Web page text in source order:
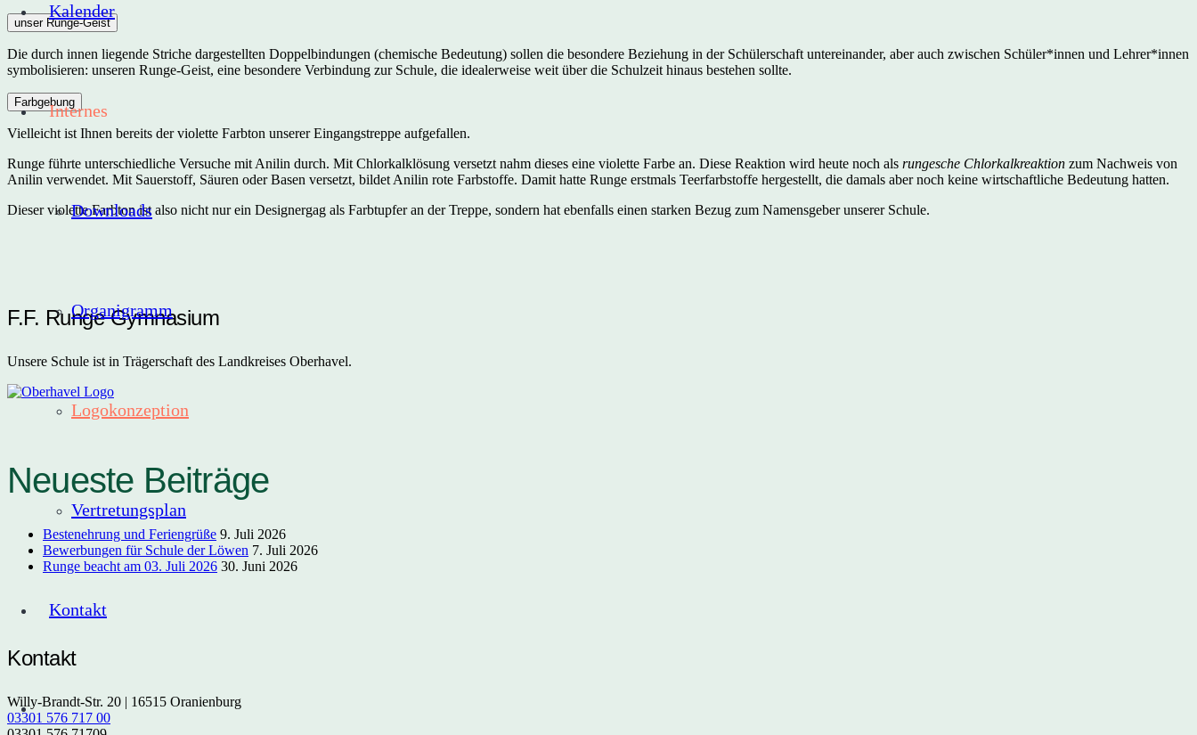
Kalender
Internes
Downloads
Organigramm
Logokonzeption
Vertretungsplan
Kontakt
unser Runge-Geist
Die durch innen liegende Striche dargestellten Doppelbindungen (chemische Bedeutung) sollen die besondere Beziehung in der Schülerschaft untereinander, aber auch zwischen Schüler*innen und Lehrer*innen
symbolisieren: unseren Runge-Geist, eine besondere Verbindung zur Schule, die idealerweise weit über die Schulzeit hinaus bestehen sollte.
Farbgebung
Vielleicht ist Ihnen bereits der violette Farbton unserer Eingangstreppe aufgefallen.
Runge führte unterschiedliche Versuche mit Anilin durch. Mit Chlorkalklösung versetzt nahm dieses eine violette Farbe an. Diese Reaktion wird heute noch als rungesche Chlorkalkreaktion zum Nachweis von
Anilin verwendet. Mit Sauerstoff, Säuren oder Basen versetzt, bildet Anilin rote Farbstoffe. Damit hatte Runge erstmals Teerfarbstoffe hergestellt, die damals aber noch keine wirtschaftliche Bedeutung hatten.
Dieser violette Farbton ist also nicht nur ein Designergag als Farbtupfer an der Treppe, sondern hat ebenfalls einen starken Bezug zum Namensgeber unserer Schule.
F.F. Runge Gymnasium
Unsere Schule ist in Trägerschaft des Landkreises Oberhavel.
Neueste Beiträge
Bestenehrung und Feriengrüße 9. Juli 2026
Bewerbungen für Schule der Löwen 7. Juli 2026
Runge beacht am 03. Juli 2026 30. Juni 2026
Kontakt
Willy-Brandt-Str. 20 | 16515 Oranienburg
03301 576 717 00